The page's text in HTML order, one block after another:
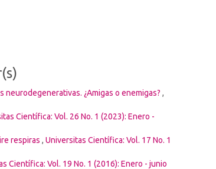
neurodegenerativas. ¿Amigas o enemigas? ,
Científica: Vol. 26 No. 1 (2023): Enero -
respiras , Universitas Científica: Vol. 17 No. 1
Científica: Vol. 19 No. 1 (2016): Enero - junio